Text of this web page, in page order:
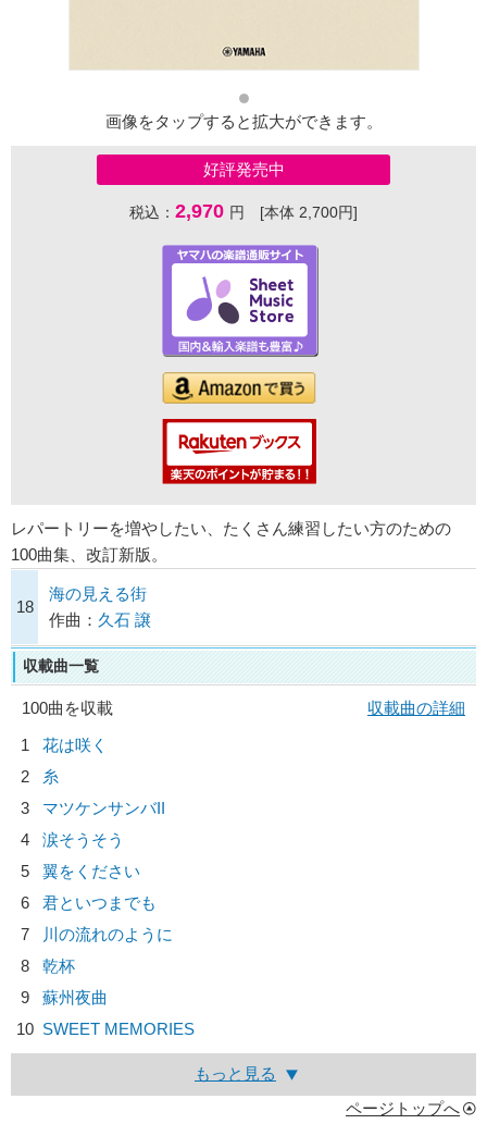
画像をタップすると拡大ができます。
好評発売中
税込： 2,970 円 [本体 2,700円]
レパートリーを増やしたい、たくさん練習したい方のための
100曲集、改訂新版。
18
海の見える街
作曲： 久石 譲
収載曲一覧
100曲を収載
収載曲の詳細
1
花は咲く
2
糸
3
マツケンサンバII
4
涙そうそう
5
翼をください
6
君といつまでも
7
川の流れのように
8
乾杯
9
蘇州夜曲
10 SWEET MEMORIES
もっと見る
ページトップへ